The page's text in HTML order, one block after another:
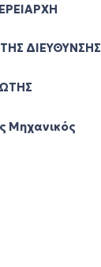
ΔΙΕΥΘΥΝΣΗΣ
Μηχανικός